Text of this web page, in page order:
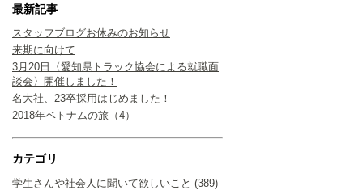
最新記事
スタッフブログお休みのお知らせ
来期に向けて
3月20日〈愛知県トラック協会による就職面
談会〉開催しました！
名大社、23卒採用はじめました！
2018年ベトナムの旅（4）
カテゴリ
学生さんや社会人に聞いて欲しいこと (389)